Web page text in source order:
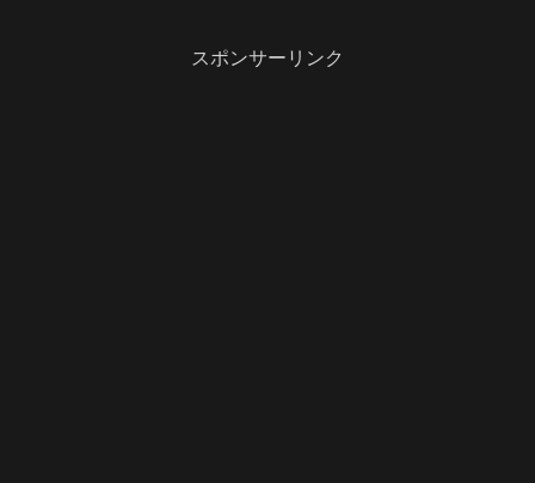
スポンサーリンク